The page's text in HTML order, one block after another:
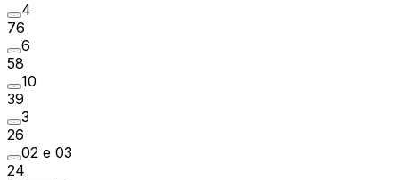
4
76
6
58
10
39
3
26
02 e 03
24